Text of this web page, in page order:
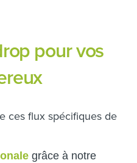
pour vos
ces flux spécifiques de
grâce à notre